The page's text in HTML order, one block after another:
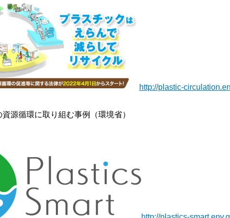
http://plastic-
資源循環に取り組む事例（環境省）